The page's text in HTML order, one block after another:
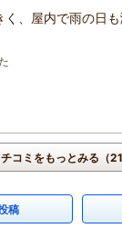
、屋内で雨の日
コミをもっとみる（
稿